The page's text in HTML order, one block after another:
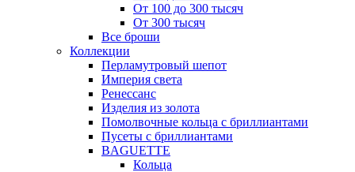
От 100 до 300 тысяч
От 300 тысяч
Все броши
Коллекции
Перламутровый шепот
Империя света
Ренессанс
Изделия из золота
Помолвочные кольца с бриллиантами
Пусеты с бриллиантами
BAGUETTE
Кольца